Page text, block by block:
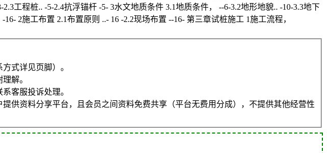
工程桩.. -5-2.4抗浮锚杆 -5- 3水文地质条件 3.1地质条件， --6-3.2地形地貌.. -10-3.3地下
2施工布置 2.1布置原则 ..- 16 -2.2现场布置 --16- 第三章试桩施工 1施工流程，
式详见页脚）。
解。
客服投诉处理。
供资料分享平台，且会员之间资料免费共享（平台无费用分成），不提供其他经营性